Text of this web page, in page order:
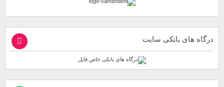
درگاه های بانکی سایت